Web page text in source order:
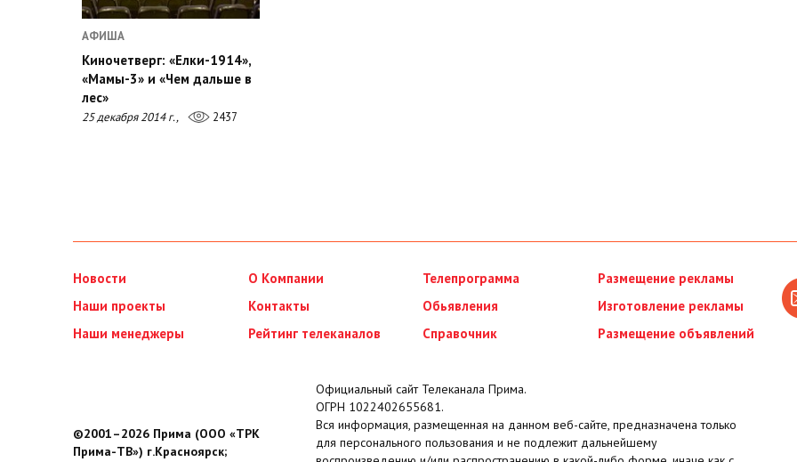
АФИША
Киночетверг: «Елки-1914»,
«Мамы-3» и «Чем дальше в
лес»
25 декабря 2014 г., 2437
Новости
Наши проекты
Наши менеджеры
О Компании
Контакты
Рейтинг телеканалов
Телепрограмма
Обьявления
Справочник
Размещение рекламы
Изготовление рекламы
Размещение объявлений
©2001–2026 Прима (ООО «ТРК
Прима-ТВ») г.Красноярск;
Официальный сайт Телеканала Прима.
ОГРН 1022402655681.
Вся информация, размещенная на данном веб-сайте, предназначена только
для персонального пользования и не подлежит дальнейшему